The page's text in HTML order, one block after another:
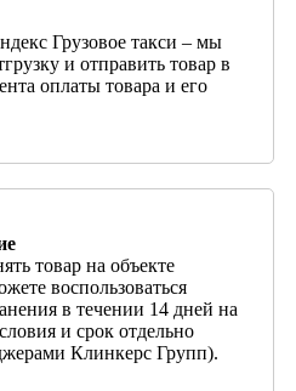
Грузовое такси – мы
и отправить товар в
оплаты товара и его
товар на объекте
воспользоваться
в течении 14 дней на
и срок отдельно
Клинкерс Групп).